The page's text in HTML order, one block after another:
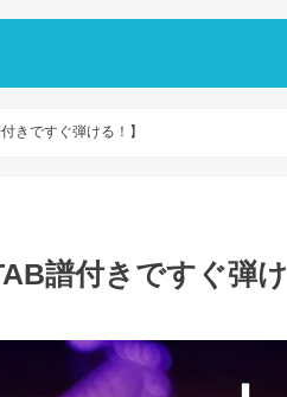
きですぐ弾ける！】
譜付きですぐ弾け